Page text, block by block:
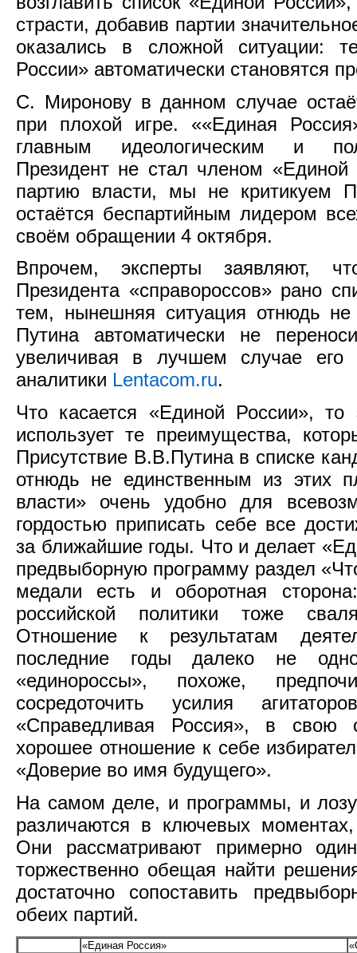
страсти, добавив партии
оказались в сложной ситуации:
России» автоматически становятся
С. Миронову в данном случае
при плохой игре. ««Единая
главным идеологическим и
Президент не стал членом «Единой
партию власти, мы не критикуем
остаётся беспартийным лидером
своём обращении 4 октября.
Впрочем, эксперты заявляют,
Президента «справороссов» рано
тем, нынешняя ситуация отнюдь не
Путина автоматически не
увеличивая в лучшем случае
аналитики Lentacom.ru.
Что касается «Единой России»,
использует те преимущества,
Присутствие В.В.Путина в списке
отнюдь не единственным из этих
власти» очень удобно для
гордостью приписать себе все
за ближайшие годы. Что и делает
предвыборную программу раздел
медали есть и оборотная
российской политики тоже
Отношение к результатам
последние годы далеко не
«единороссы», похоже,
сосредоточить усилия
«Справедливая Россия», в свою
хорошее отношение к себе
«Доверие во имя будущего».
На самом деле, и программы, и
различаются в ключевых
Они рассматривают примерно
торжественно обещая найти
достаточно сопоставить
обеих партий.
«Единая Россия»